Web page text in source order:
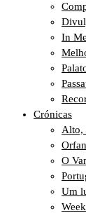
In
Crónicas
Alto,
O
Um